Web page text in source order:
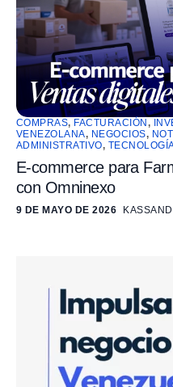
COMPRAS, FACTURACIÓN,
VENEZOLANA, NEGOCIOS,
ADMINISTRATIVO,
E-commerce para
con Omninexo
9 DE MAYO DE 2026